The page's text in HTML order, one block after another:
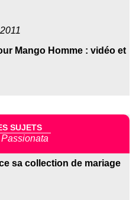
Mango Homme : vidéo et
SUJETS
sa collection de mariage